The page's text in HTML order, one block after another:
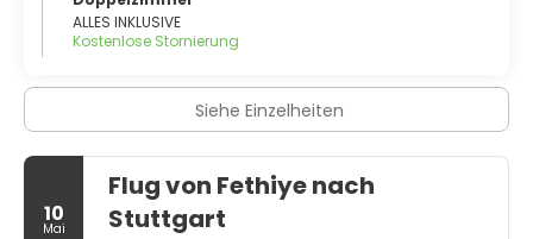
ALLES INKLUSIVE
Kostenlose Stornierung
Siehe Einzelheiten
10
Mai
Flug von Fethiye nach
Stuttgart